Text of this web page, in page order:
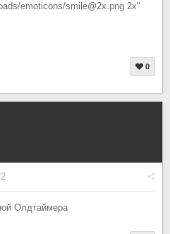
emoticons/smile@2x.png 2x"
0
Олдтаймера